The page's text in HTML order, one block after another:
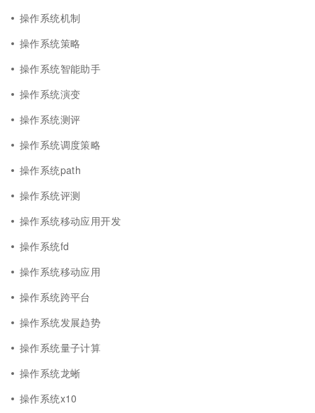
操作系统机制
操作系统策略
操作系统智能助手
操作系统演变
操作系统测评
操作系统调度策略
操作系统path
操作系统评测
操作系统移动应用开发
操作系统fd
操作系统移动应用
操作系统跨平台
操作系统发展趋势
操作系统量子计算
操作系统龙蜥
操作系统x10